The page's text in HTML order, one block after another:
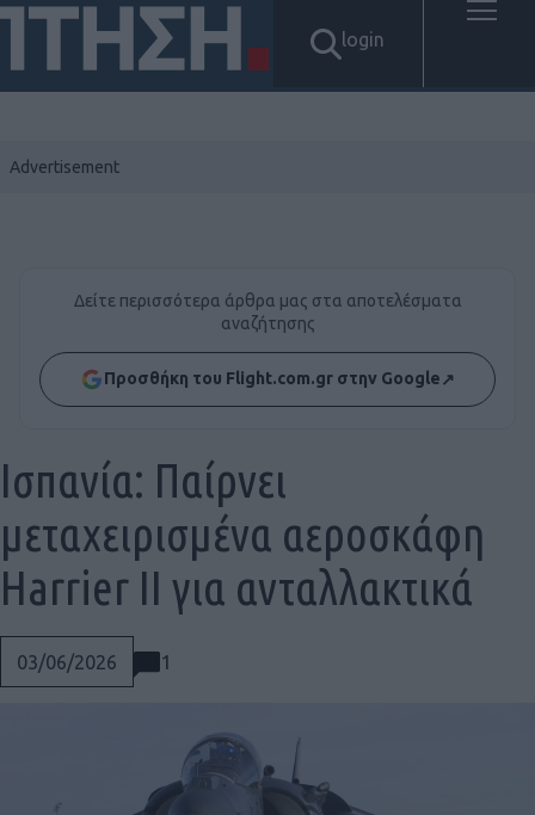
login
Δείτε περισσότερα άρθρα μας στα αποτελέσματα
αναζήτησης
Προσθήκη του Flight.com.gr στην Google↗
03/06/2026 1
Ισπανία: Παίρνει
μεταχειρισμένα αεροσκάφη
Harrier II για ανταλλακτικά